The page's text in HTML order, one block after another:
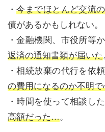
・今までほとんど交流
債があるかもしれない。
・金融機関、市役所等か
返済の通知書類が届いた
・相続放棄の代行を依
の費用になるのか不明
・時間を使って相談し
高額だった…。